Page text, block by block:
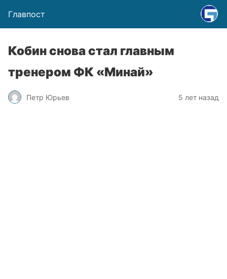
Главпост
Кобин снова стал главным
тренером ФК «Минай»
Петр Юрьев 5 лет назад